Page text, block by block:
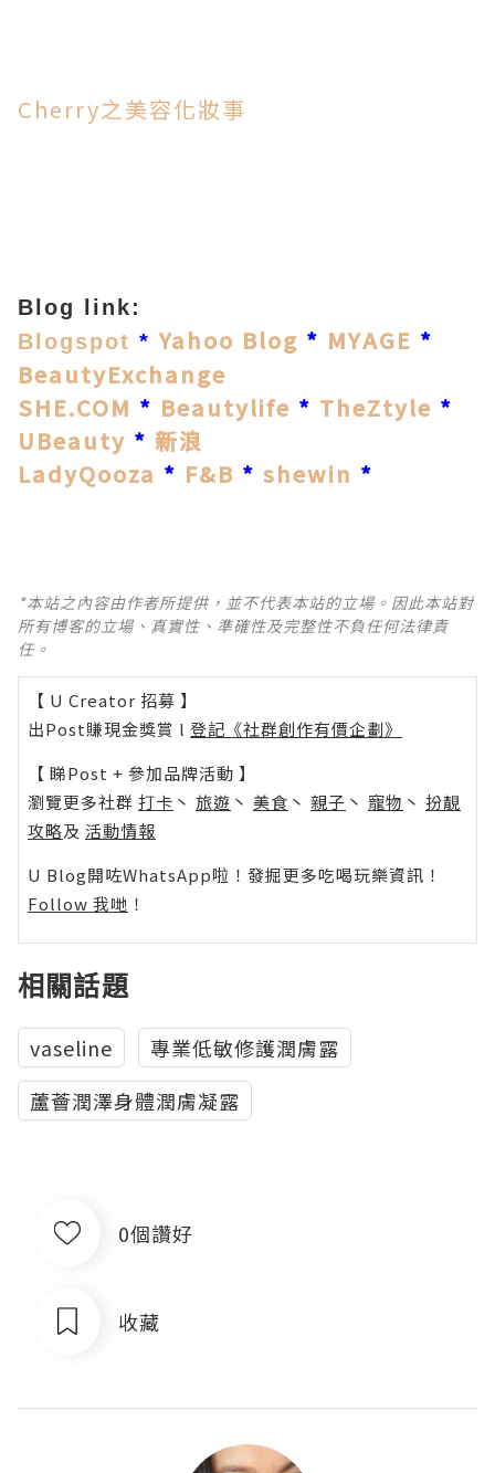
Cherry之美容化妝事
Blog link:
Blogspot *Yahoo Blog * MYAGE *
BeautyExchange
SHE.COM * Beautylife * TheZtyle *
UBeauty * 新浪
LadyQooza * F&B * shewin *
*本站之內容由作者所提供，並不代表本站的立場。因此本站對
所有博客的立場、真實性、準確性及完整性不負任何法律責
任。
【 U Creator 招募 】
出Post賺現金獎賞 l 登記《社群創作有價企劃》
【 睇Post + 參加品牌活動 】
瀏覽更多社群 打卡 丶 旅遊 丶 美食 丶 親子 丶 寵物 丶 扮靚
攻略及 活動情報
U Blog開咗WhatsApp啦！發掘更多吃喝玩樂資訊！
Follow 我哋 ！
相關話題
vaseline
專業低敏修護潤膚露
蘆薈潤澤身體潤膚凝露
0個讚好
收藏